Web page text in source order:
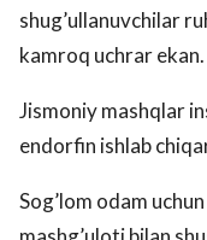
shug’ullanuvchilar
kamroq uchrar ekan.
Jismoniy mashqlar
endorfin ishlab
Sog’lom odam